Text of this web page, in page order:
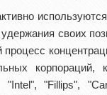
удержания своих
процесс
"Intel", "Fillips",